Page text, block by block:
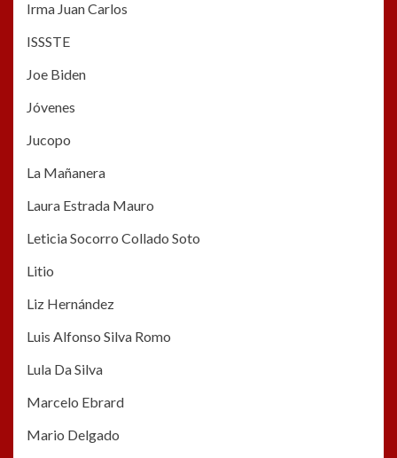
Irma Juan Carlos
ISSSTE
Joe Biden
Jóvenes
Jucopo
La Mañanera
Laura Estrada Mauro
Leticia Socorro Collado Soto
Litio
Liz Hernández
Luis Alfonso Silva Romo
Lula Da Silva
Marcelo Ebrard
Mario Delgado